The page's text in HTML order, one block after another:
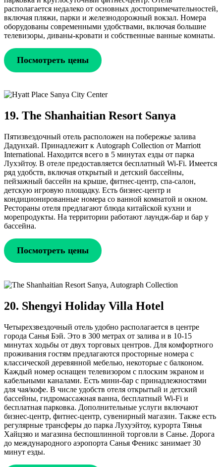
располагается недалеко от основных достопримечательностей,
включая пляжи, парки и железнодорожный вокзал. Номера
оборудованы современными удобствами, включая большие
телевизоры, диваны-кровати и собственные ванные комнаты.
Посмотреть цены
19. The Shanhaitian Resort Sanya
Пятизвездочный отель расположен на побережье залива
Дадунхай. Принадлежит к Autograph Collection от Marriott
International. Находится всего в 5 минутах езды от парка
Лухэйтоу. В отеле предоставляется бесплатный Wi-Fi. Имеется
ряд удобств, включая открытый и детский бассейны,
пейзажный бассейн на крыше, фитнес-центр, спа-салон,
детскую игровую площадку. Есть бизнес-центр и
кондиционированные номера со ванной комнатой и окном.
Рестораны отеля предлагают блюда китайской кухни и
морепродукты. На территории работают лаундж-бар и бар у
бассейна.
Посмотреть цены
20. Shengyi Holiday Villa Hotel
Четырехзвездочный отель удобно располагается в центре
города Санья Бэй. Это в 300 метрах от залива и в 10-15
минутах ходьбы от двух торговых центров. Для комфортного
проживания гостям предлагаются просторные номера с
классической деревянной мебелью, некоторые с балконом.
Каждый номер оснащен телевизором с плоским экраном и
кабельными каналами. Есть мини-бар с принадлежностями
для чая/кофе. В числе удобств отеля открытый и детский
бассейны, гидромассажная ванна, бесплатный Wi-Fi и
бесплатная парковка. Дополнительные услуги включают
бизнес-центр, фитнес-центр, сувенирный магазин. Также есть
регулярные трансферы до парка Лухуэйтоу, курорта Тянья
Хайцзяо и магазина беспошлинной торговли в Санье. Дорога
до международного аэропорта Санья Феникс занимает 30
минут езды.